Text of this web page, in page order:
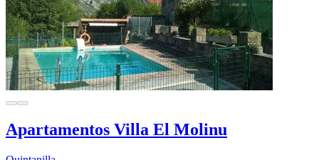
Apartamentos Villa El Molinu